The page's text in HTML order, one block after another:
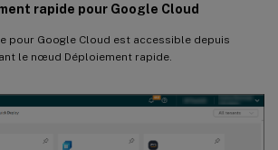
rapide pour Google Cloud
pour Google Cloud est accessible depuis
le nœud Déploiement rapide.